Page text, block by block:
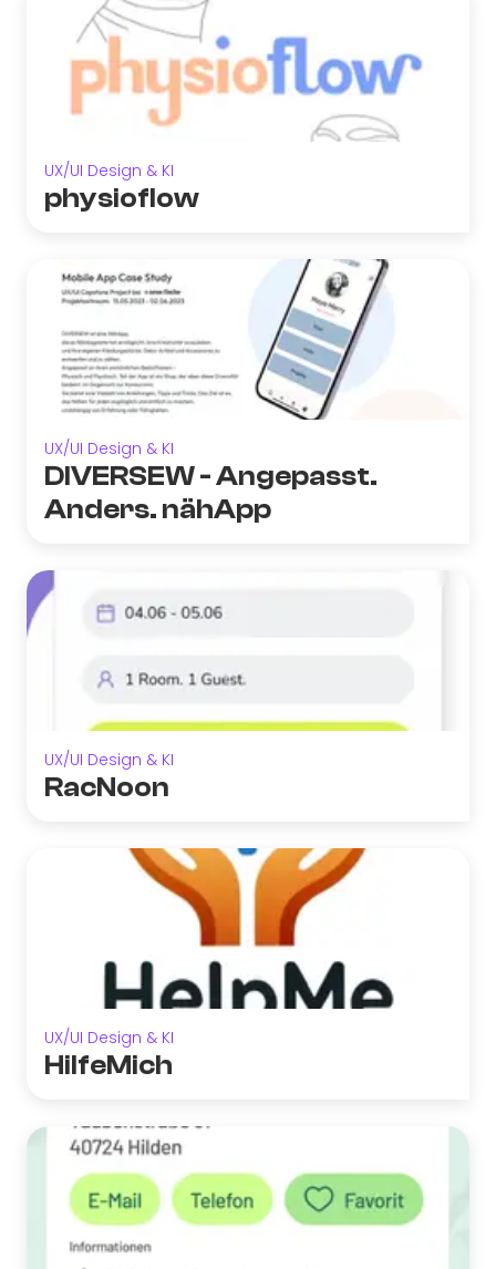
UX/UI Design & KI
physioflow
UX/UI Design & KI
DIVERSEW - Angepasst.
Anders. nähApp
UX/UI Design & KI
RacNoon
UX/UI Design & KI
HilfeMich